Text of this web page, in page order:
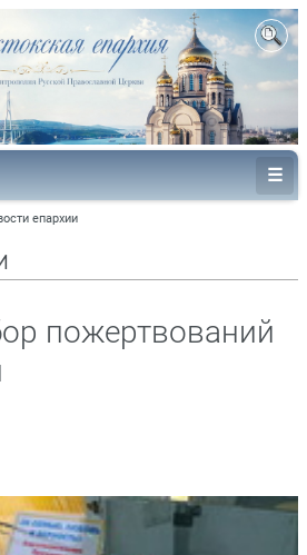
епархии
пожертвований